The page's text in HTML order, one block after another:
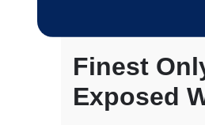
ให้บริการเ
อย่างมืออ
เครื่องจักรที่นำมาบริ
ทำงานรวดเร็ว ได้ผล
ตักหิน ตักทราย ตักถ่า
วู๊ดชิป ตักแร่ ตักสินค้า
เทลเลอร์ รถพื้นเรียบ
รถพ่วงดั๊มพ์ จำหน่าย
Finest
Exposed